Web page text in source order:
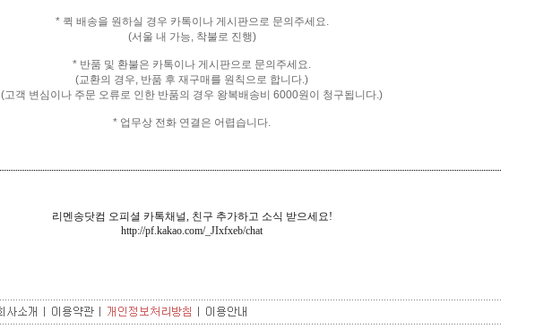
* 퀵 배송을 원하실 경우 카톡이나 게시판으로 문의주세요.
(서울 내 가능, 착불로 진행)
* 반품 및 환불은 카톡이나 게시판으로 문의주세요.
(교환의 경우, 반품 후 재구매를 원칙으로 합니다.)
(고객 변심이나 주문 오류로 인한 반품의 경우 왕복배송비 6000원이 청구됩니다.)
* 업무상 전화 연결은 어렵습니다.
리멘송닷컴 오피셜 카톡채널, 친구 추가하고 소식 받으세요!
http://pf.kakao.com/_JIxfxeb/chat